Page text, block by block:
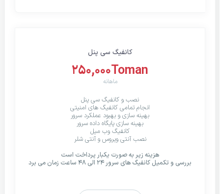
کانفیگ سی پنل
250,000Toman
ماهانه
نصب و کانفیگ سی پنل
انجام تمامی کانفیگ های امنیتی
بهینه سازی و بهبود عملکرد سرور
بهینه سازی پایگاه داده سرور
کانفیگ وب میل
نصب آنتی ویروس و آنتی شلر
هزینه زیر به صورت یکبار پرداخت است
بررسی و تکمیل کانفیگ های سرور ۲۴ الی ۴۸ ساعت زمان می برد